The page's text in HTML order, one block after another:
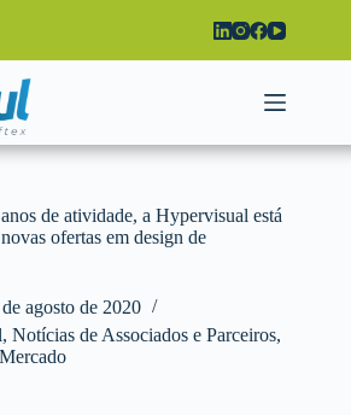
de atividade, a Hypervisual está
ofertas em design de
agosto de 2020
, Notícias de Associados e Parceiros,